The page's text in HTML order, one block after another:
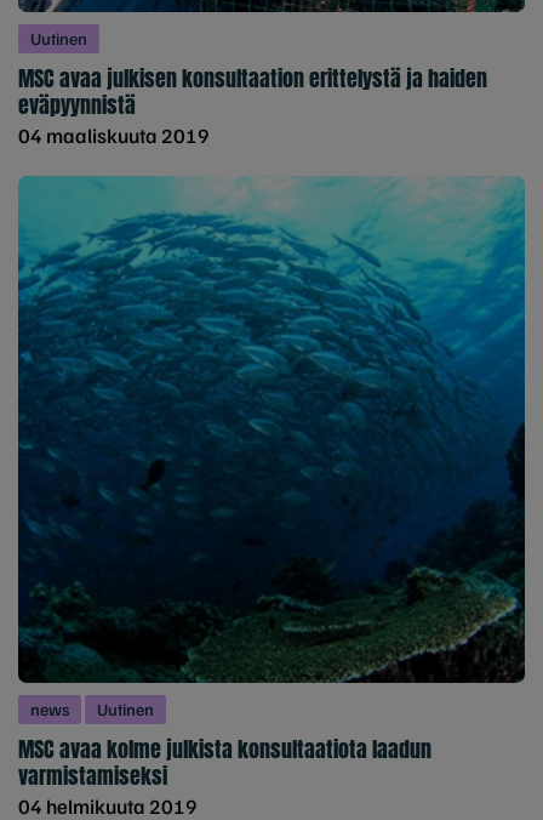
Uutinen
MSC avaa julkisen konsultaation erittelystä ja haiden
eväpyynnistä
04 maaliskuuta 2019
news Uutinen
MSC avaa kolme julkista konsultaatiota laadun
varmistamiseksi
04 helmikuuta 2019